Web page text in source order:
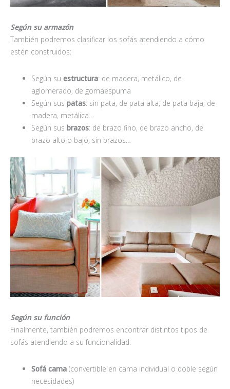
Según su armazón
También podremos clasificar los sofás atendiendo a cómo
estén construidos:
Según suestructura: de madera, metálico, de
aglomerado, de gomaespuma
Según suspatas: sin pata, de pata alta, de pata baja, de
madera, metálica…
Según sus brazos: de brazo fino, de brazo ancho, de
brazo alto o bajo, sin brazos…
Según su función
Finalmente, también podremos encontrar distintos tipos de
sofás atendiendo a su funcionalidad:
Sofá cama (convertible en cama individual o doble según
necesidades)